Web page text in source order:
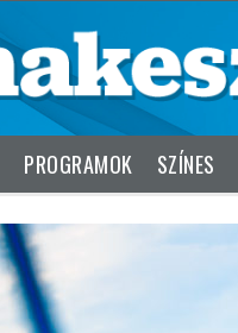
PROGRAMOK SZÍNES